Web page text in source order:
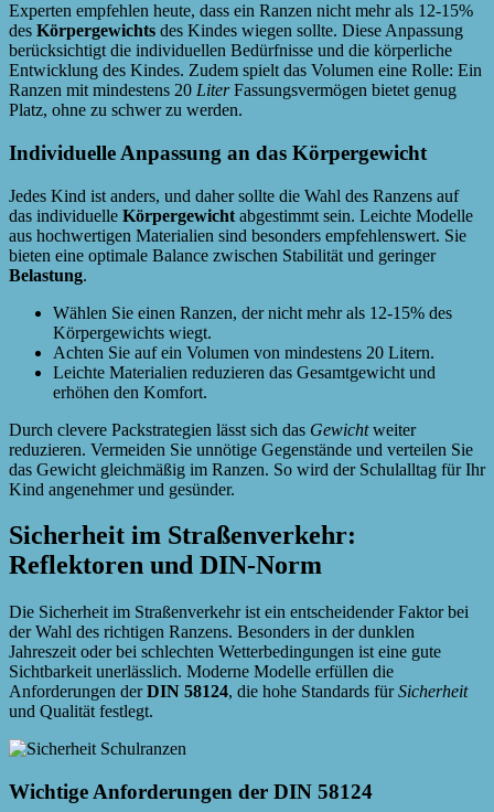
Experten empfehlen heute, dass ein Ranzen nicht mehr als 12-15%
des Körpergewichts des Kindes wiegen sollte. Diese Anpassung
berücksichtigt die individuellen Bedürfnisse und die körperliche
Entwicklung des Kindes. Zudem spielt das Volumen eine Rolle: Ein
Ranzen mit mindestens 20 LiterFassungsvermögen bietet genug
Platz, ohne zu schwer zu werden.
Individuelle Anpassung an das Körpergewicht
Jedes Kind ist anders, und daher sollte die Wahl des Ranzens auf
das individuelle Körpergewicht abgestimmt sein. Leichte Modelle
aus hochwertigen Materialien sind besonders empfehlenswert. Sie
bieten eine optimale Balance zwischen Stabilität und geringer
Belastung.
Wählen Sie einen Ranzen, der nicht mehr als 12-15% des
Körpergewichts wiegt.
Achten Sie auf ein Volumen von mindestens 20 Litern.
Leichte Materialien reduzieren das Gesamtgewicht und
erhöhen den Komfort.
Durch clevere Packstrategien lässt sich das Gewichtweiter
reduzieren. Vermeiden Sie unnötige Gegenstände und verteilen Sie
das Gewicht gleichmäßig im Ranzen. So wird der Schulalltag für Ihr
Kind angenehmer und gesünder.
Sicherheit im Straßenverkehr:
Reflektoren und DIN-Norm
Die Sicherheit im Straßenverkehr ist ein entscheidender Faktor bei
der Wahl des richtigen Ranzens. Besonders in der dunklen
Jahreszeit oder bei schlechten Wetterbedingungen ist eine gute
Sichtbarkeit unerlässlich. Moderne Modelle erfüllen die
Anforderungen derDIN 58124, die hohe Standards fürSicherheit
und Qualität festlegt.
Wichtige Anforderungen der DIN 58124